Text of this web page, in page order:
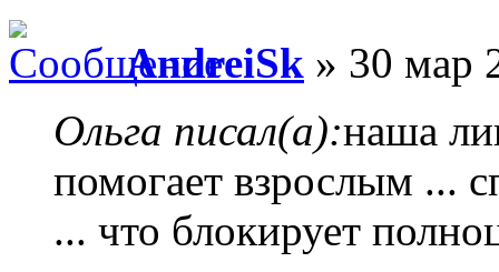
AndreiSk » 30 мар
Ольга писал(а):наша
помогает взрослым ...
... что блокирует